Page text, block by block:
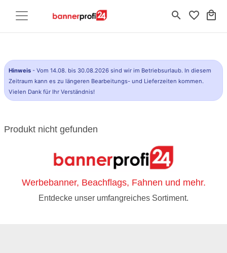
search favorite_border local_mall
Hinweis - Vom 14.08. bis 30.08.2026 sind wir im Betriebsurlaub. In diesem
Zeitraum kann es zu längeren Bearbeitungs- und Lieferzeiten kommen.
Vielen Dank für Ihr Verständnis!
Produkt nicht gefunden
Werbebanner, Beachflags, Fahnen und mehr.
Entdecke unser umfangreiches Sortiment.